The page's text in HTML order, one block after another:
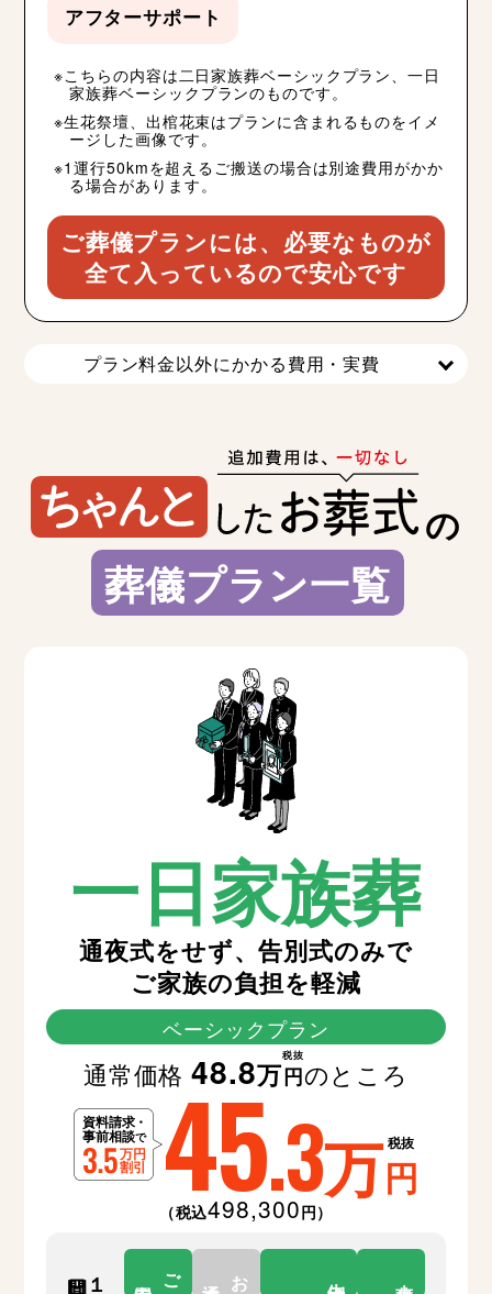
アフターサポート
こちらの内容は二日家族葬ベーシックプラン、一日
家族葬ベーシックプランのものです。
生花祭壇、出棺花束はプランに含まれるものをイメ
ージした画像です。
1運行50kmを超えるご搬送の場合は別途費用がかか
る場合があります。
ご葬儀プランには、必要なものが
全て入っているので安心です
プラン料金以外にかかる費用・実費
の
葬儀プラン一覧
一日家族葬
通夜式をせず、告別式のみで
ご家族の負担を軽減
ベーシックプラン
通常価格48.8万円
税抜
のところ
45.3万円
税抜
（税込498,300円）
ご お